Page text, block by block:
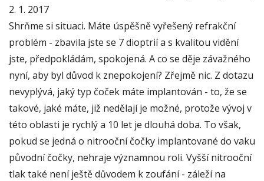
2. 1. 2017
Shrňme si situaci. Máte úspěšně vyřešený refrakční
problém - zbavila jste se 7 dioptrií a s kvalitou vidění
jste, předpokládám, spokojená. A co se děje závažného
nyní, aby byl důvod k znepokojení? Zřejmě nic. Z dotazu
nevyplývá, jaký typ čoček máte implantován - to, že se
takové, jaké máte, již nedělají je možné, protože vývoj v
této oblasti je rychlý a 10 let je dlouhá doba. To však,
pokud se jedná o nitrooční čočky implantované do vaku
původní čočky, nehraje významnou roli. Vyšší nitrooční
tlak také není ještě důvodem k zoufání - záleží na